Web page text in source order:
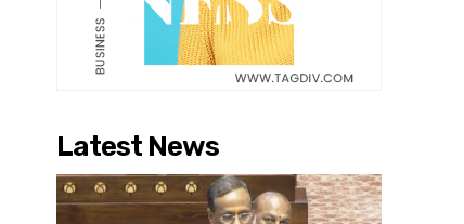
Latest News